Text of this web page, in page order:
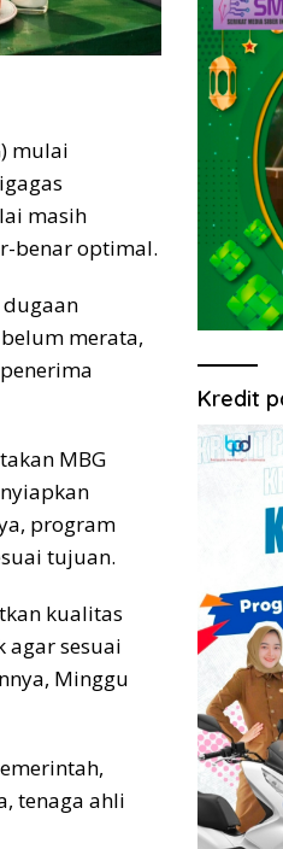
mulai
masih
benar optimal.
merata,
MBG
program
tujuan.
kualitas
agar sesuai
Minggu
tenaga ahli
Kredit